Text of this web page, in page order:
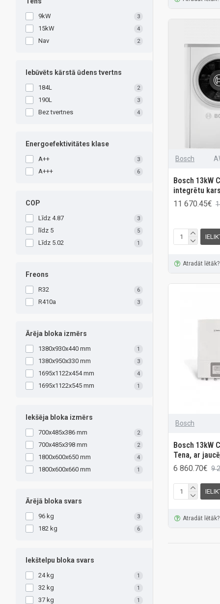
9kW 3
15kW 4
Nav 2
Iebūvēts kārstā ūdens tvertns
184L 2
190L 3
Bez tvertnes 4
Energoefektivitātes klase
A++ 3
A+++ 6
COP
Līdz 4.87 3
līdz 5 5
Līdz 5.02 1
Freons
R32 6
R410a 3
Ārēja bloka izmērs
1380x930x440 mm 1
1380x950x330 mm 3
1695x1122x454 mm 4
1695x1122x545 mm 1
Iekšēja bloka izmērs
700x485x386 mm 2
700x485x398 mm 2
1800x600x650 mm 4
1800x600x660 mm 1
Ārējā bloka svars
96 kg 3
182 kg 6
Iekštelpu bloka svars
24 kg 1
32 kg 1
37 kg 1
Bosch
Bosch 13kW
integrētu
11 670.45€
Atradāt lētāk?
Bosch
Bosch 13kW
Tena, ar
6 860.70€ 9
Atradāt lētāk?